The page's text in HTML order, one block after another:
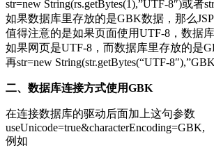
str=new String(rs.getBytes(1),”UTF-8″)或者
如果数据库里存放的是GBK数据，那么JSP
值得注意的是如果页面使用UTF-8，数据库
如果网页是UTF-8，而数据库里存放的是
再str=new String(str.getBytes(“UTF-
二、数据库连接方式使用GBK
在连接数据库的驱动后面加上这句参数
useUnicode=true&characterEncoding=GBK,
例如